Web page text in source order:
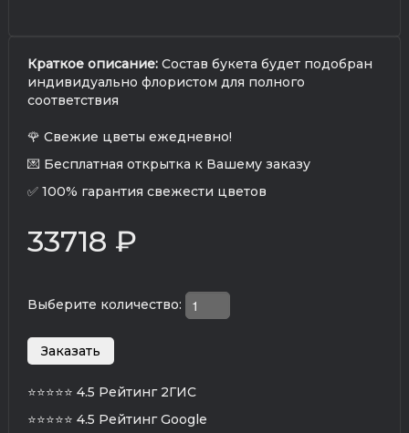
Краткое описание: Состав букета будет подобран
индивидуально флористом для полного
соответствия
🌹 Свежие цветы ежедневно!
💌 Бесплатная открытка к Вашему заказу
✅ 100% гарантия свежести цветов
33718 ₽
Выберите количество:
⭐⭐⭐⭐⭐ 4.5 Рейтинг 2ГИС
⭐⭐⭐⭐⭐ 4.5 Рейтинг Google